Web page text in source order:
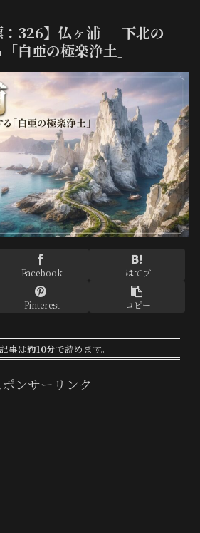
：326】仏ヶ浦 — 下北の
白亜の極楽浄土」
Facebook はてブ
Pinterest コピー
事は約10分で読めます。
ンサーリンク